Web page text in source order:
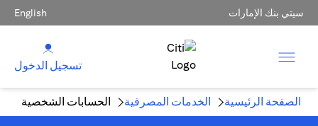
سيتي بنك الإمارات English
تسجيل الدخول
الصفحة الرئيسية الخدمات المصرفية الحسابات الشخصية